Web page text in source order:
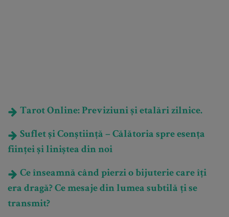
Tarot Online: Previziuni și etalări zilnice.
Suflet și Conștiință – Călătoria spre esența
ființei și liniștea din noi
Ce înseamnă când pierzi o bijuterie care îți
era dragă? Ce mesaje din lumea subtilă ți se
transmit?